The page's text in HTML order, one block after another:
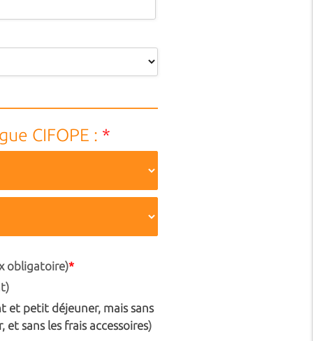
CIFOPE : *
obligatoire)*
et petit déjeuner, mais sans
et sans les frais accessoires)